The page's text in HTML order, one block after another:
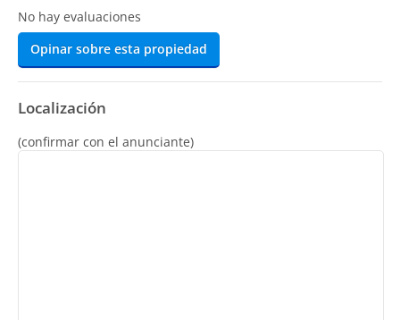
No hay evaluaciones
Opinar sobre esta propiedad
Localización
(confirmar con el anunciante)